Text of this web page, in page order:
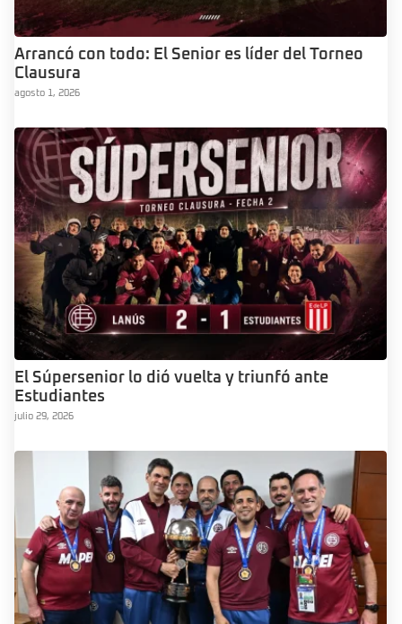
Arrancó con todo: El Senior es líder del Torneo
Clausura
agosto 1, 2026
El Súpersenior lo dió vuelta y triunfó ante
Estudiantes
julio 29, 2026